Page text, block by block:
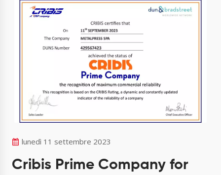
lunedì 11 settembre 2023
Cribis Prime Company for